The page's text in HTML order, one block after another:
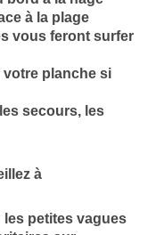
à la plage
vous feront surfer
votre planche si
secours, les
à
petites vagues